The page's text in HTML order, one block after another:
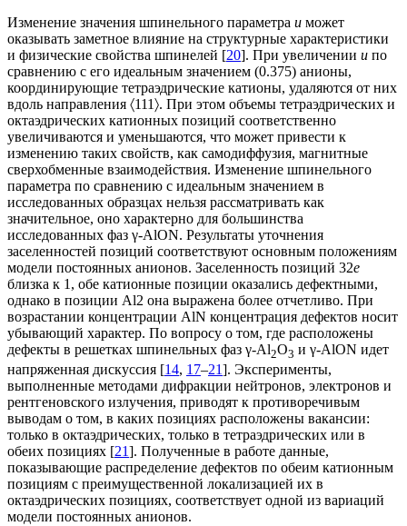
Изменение значения шпинельного параметра u может
оказывать заметное влияние на структурные характеристики
и физические свойства шпинелей [20]. При увеличении u по
сравнению с его идеальным значением (0.375) анионы,
координирующие тетраэдрические катионы, удаляются от них
вдоль направления 〈111〉. При этом объемы тетраэдрических и
октаэдрических катионных позиций соответственно
увеличиваются и уменьшаются, что может привести к
изменению таких свойств, как самодиффузия, магнитные
сверхобменные взаимодействия. Изменение шпинельного
параметра по сравнению с идеальным значением в
исследованных образцах нельзя рассматривать как
значительное, оно характерно для большинства
исследованных фаз γ-AlON. Результаты уточнения
заселенностей позиций соответствуют основным положениям
модели постоянных анионов. Заселенность позиций 32e
близка к 1, обе катионные позиции оказались дефектными,
однако в позиции Al2 она выражена более отчетливо. При
возрастании концентрации AlN концентрация дефектов носит
убывающий характер. По вопросу о том, где расположены
дефекты в решетках шпинельных фаз γ-Al2O3 и γ-AlON идет
напряженная дискуссия [14, 17–21]. Эксперименты,
выполненные методами дифракции нейтронов, электронов и
рентгеновского излучения, приводят к противоречивым
выводам о том, в каких позициях расположены вакансии:
только в октаэдрических, только в тетраэдрических или в
обеих позициях [21]. Полученные в работе данные,
показывающие распределение дефектов по обеим катионным
позициям с преимущественной локализацией их в
октаэдрических позициях, соответствует одной из вариаций
модели постоянных анионов.